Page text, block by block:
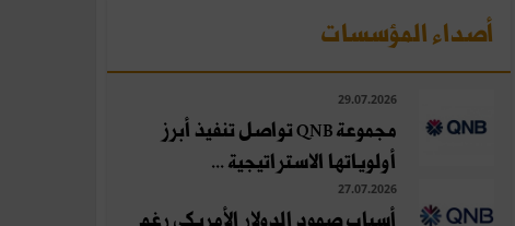
أصداء المؤسسات
29.07.2026
مجموعة QNB تواصل تنفيذ أبرز
أولوياتها الاستراتيجية ...
27.07.2026
أسباب صمود الدولار الأمريكي رغم